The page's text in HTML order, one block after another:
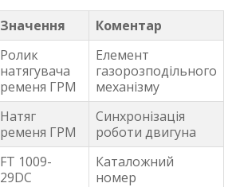
Значення Коментар
Ролик
натягувача
ременя ГРМ
Елемент
газорозподільного
механізму
Натяг
ременя ГРМ
Синхронізація
роботи двигуна
FT 1009-
29DC
Каталожний
номер